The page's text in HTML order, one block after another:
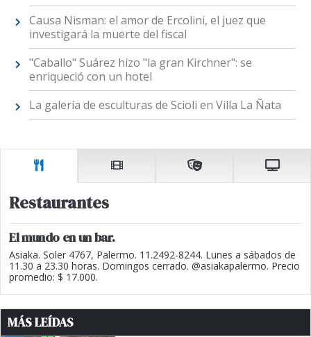
Causa Nisman: el amor de Ercolini, el juez que
investigará la muerte del fiscal
"Caballo" Suárez hizo "la gran Kirchner": se
enriqueció con un hotel
La galería de esculturas de Scioli en Villa La Ñata
Restaurantes
El mundo en un bar.
Asiaka. Soler 4767, Palermo. 11.2492-8244. Lunes a sábados de
11.30 a 23.30 horas. Domingos cerrado. @asiakapalermo. Precio
promedio: $ 17.000.
MÁS LEÍDAS